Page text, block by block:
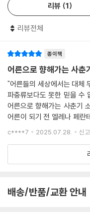
‘사랑스럽지 않아도 상관없
떤 심정으로 사는지 아는 사
고 싶은 불편한 신체 부위 같
--- p.353
사진 앨범을 뒤져 고모의 흔
모님이 꺼리는 고모를 찾아
조반나는 아름답지만 “뭔가
다.
조반나는 겉모습 뒤에 가려
찰하라는 고모의 충고를 따
된다. 그러던 어느 날 아버
리로 어머니의 발목을 식탁
에 빠진다. 조반나는 자신이
위선으로 가득한 어른들의
『어른들의 거짓된 삶』은
도 사랑하고 신뢰했던 아버
와 어머니 넬라의 갈등으로
리뷰 1
리뷰전체
종이책
어른으로 향해가는 사춘
"어른들의 세상에서는 대체
파충류보다도 못한 믿을
어른으로 향해가는 사춘기
어른이 되기 전 엘레나 페란
있을까, 하는 생각이 들기도
c****7 2025.07.28. 신고
배송/반품/교환 안내